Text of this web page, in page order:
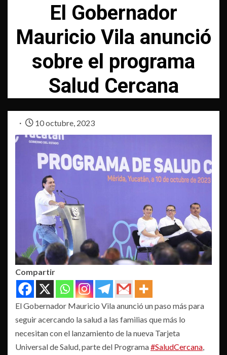
El Gobernador
Mauricio Vila anunció
sobre el programa
Salud Cercana
10 octubre, 2023
Compartir
El Gobernador Mauricio Vila anunció un paso más para
seguir acercando la salud a las familias que más lo
necesitan con el lanzamiento de la nueva Tarjeta
Universal de Salud, parte del Programa#SaludCercana,